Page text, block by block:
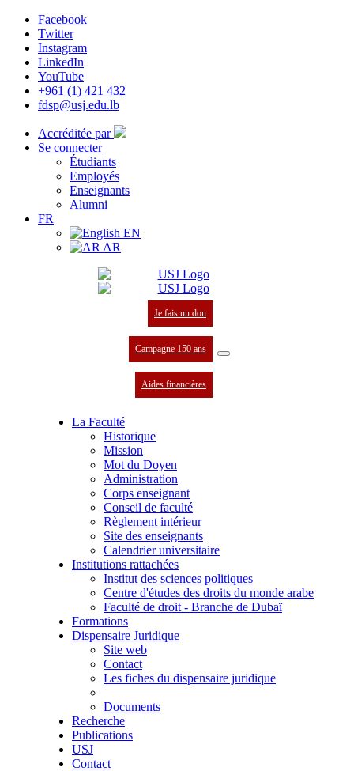
Facebook
Twitter
Instagram
LinkedIn
YouTube
+961 (1) 421 432
fdsp@usj.edu.lb
Accréditée par
Se connecter
Étudiants
Employés
Enseignants
Alumni
FR
EN
AR
Je fais un don
Campagne 150 ans
Aides financières
La Faculté
Historique
Mission
Mot du Doyen
Administration
Corps enseignant
Conseil de faculté
Règlement intérieur
Site des enseignants
Calendrier universitaire
Institutions rattachées
Institut des sciences politiques
Centre d'études des droits du monde arabe
Faculté de droit - Branche de Dubaï
Formations
Dispensaire Juridique
Site web
Contact
Les fiches du dispensaire juridique
Documents
Recherche
Publications
USJ
Contact